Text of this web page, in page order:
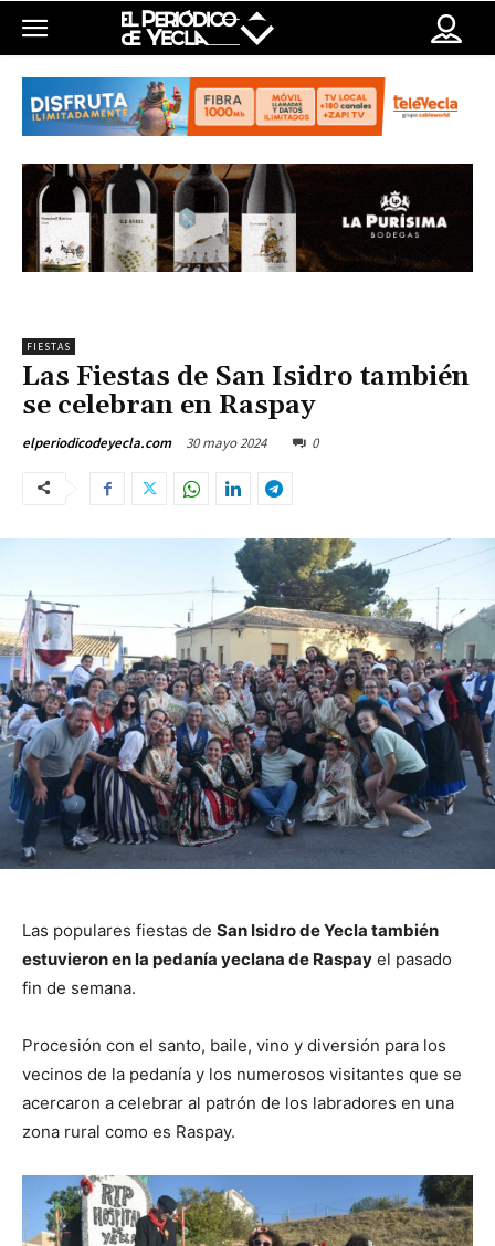
FIESTAS
Las Fiestas de San Isidro también
se celebran en Raspay
elperiodicodeyecla.com 30 mayo 2024 0
Las populares fiestas de San Isidro de Yecla también
estuvieron en la pedanía yeclana de Raspay el pasado
fin de semana.
Procesión con el santo, baile, vino y diversión para los
vecinos de la pedanía y los numerosos visitantes que se
acercaron a celebrar al patrón de los labradores en una
zona rural como es Raspay.